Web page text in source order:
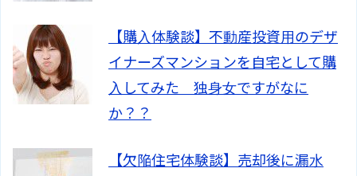
【購入体験談】不動産投資用のデザ
イナーズマンションを自宅として購
入してみた 独身女ですがなに
か？？
【欠陥住宅体験談】売却後に漏水